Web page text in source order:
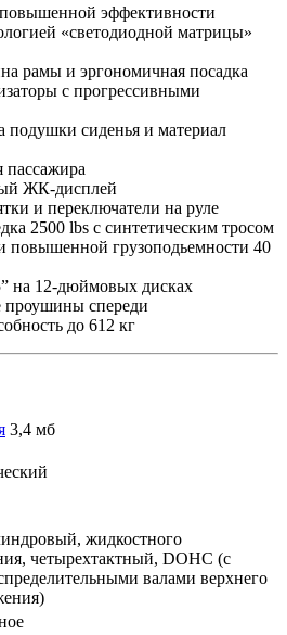
эффективности
«светодиодной матрицы»
рамы и эргономичная посадка
с прогрессивными
подушки сиденья и материал
пассажира
ЖК-дисплей
и переключатели на руле
2500 lbs с синтетическим тросом
повышенной грузоподьемности 40
на 12-дюймовых дисках
проушины спереди
до 612 кг
3,4 мб
жидкостного
четырехтактный, DOHC (с
валами верхнего